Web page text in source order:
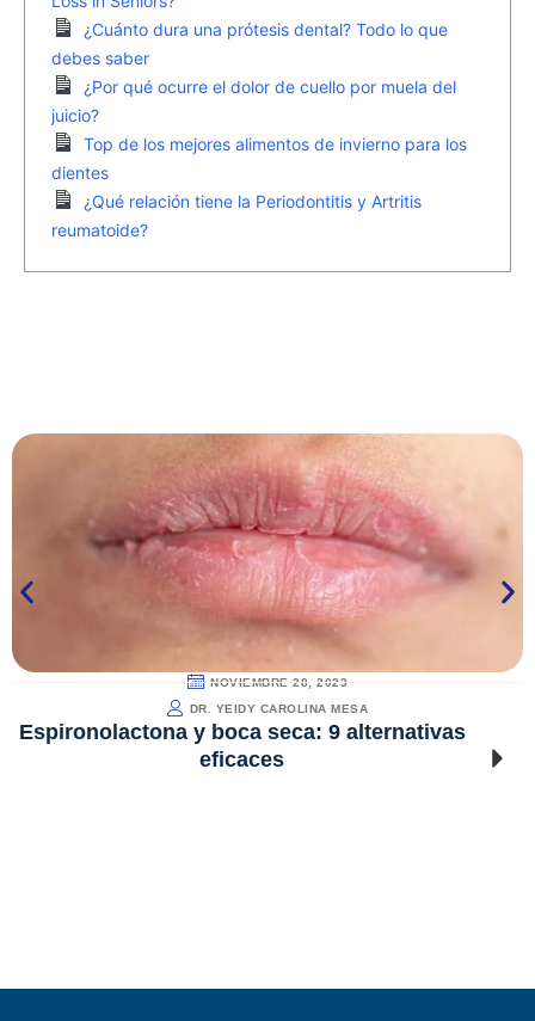
¿Cuánto dura una prótesis dental? Todo lo que
debes saber
¿Por qué ocurre el dolor de cuello por muela del
juicio?
Top de los mejores alimentos de invierno para los
dientes
¿Qué relación tiene la Periodontitis y Artritis
reumatoide?
NOVIEMBRE 28, 2023
DR. YEIDY CAROLINA MESA
Espironolactona y boca seca: 9 alternativas
eficaces